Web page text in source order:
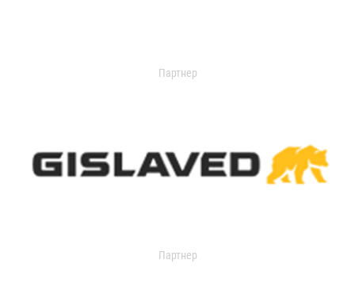
Партнер
Партнер